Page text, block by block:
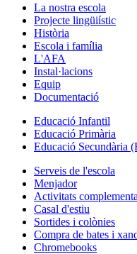
La nostra escola
Projecte lingüiístic
Història
Escola i família
L'AFA
Instal·lacions
Equip
Documentació
Educació Infantil
Educació Primària
Educació Secundària
Serveis de l'escola
Menjador
Activitats
Casal d'estiu
Sortides i colònies
Compra de bates i
Chromebooks